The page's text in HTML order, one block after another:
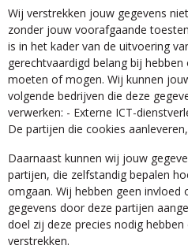
Wij verstrekken jouw gegevens
zonder jouw voorafgaande
is in het kader van de uitvoering
gerechtvaardigd belang bij
moeten of mogen. Wij kunnen
volgende bedrijven die deze
verwerken: - Externe ICT-
De partijen die cookies
Daarnaast kunnen wij jouw
partijen, die zelfstandig bepalen
omgaan. Wij hebben geen invloed
gegevens door deze partijen
doel zij deze precies nodig
verstrekken.